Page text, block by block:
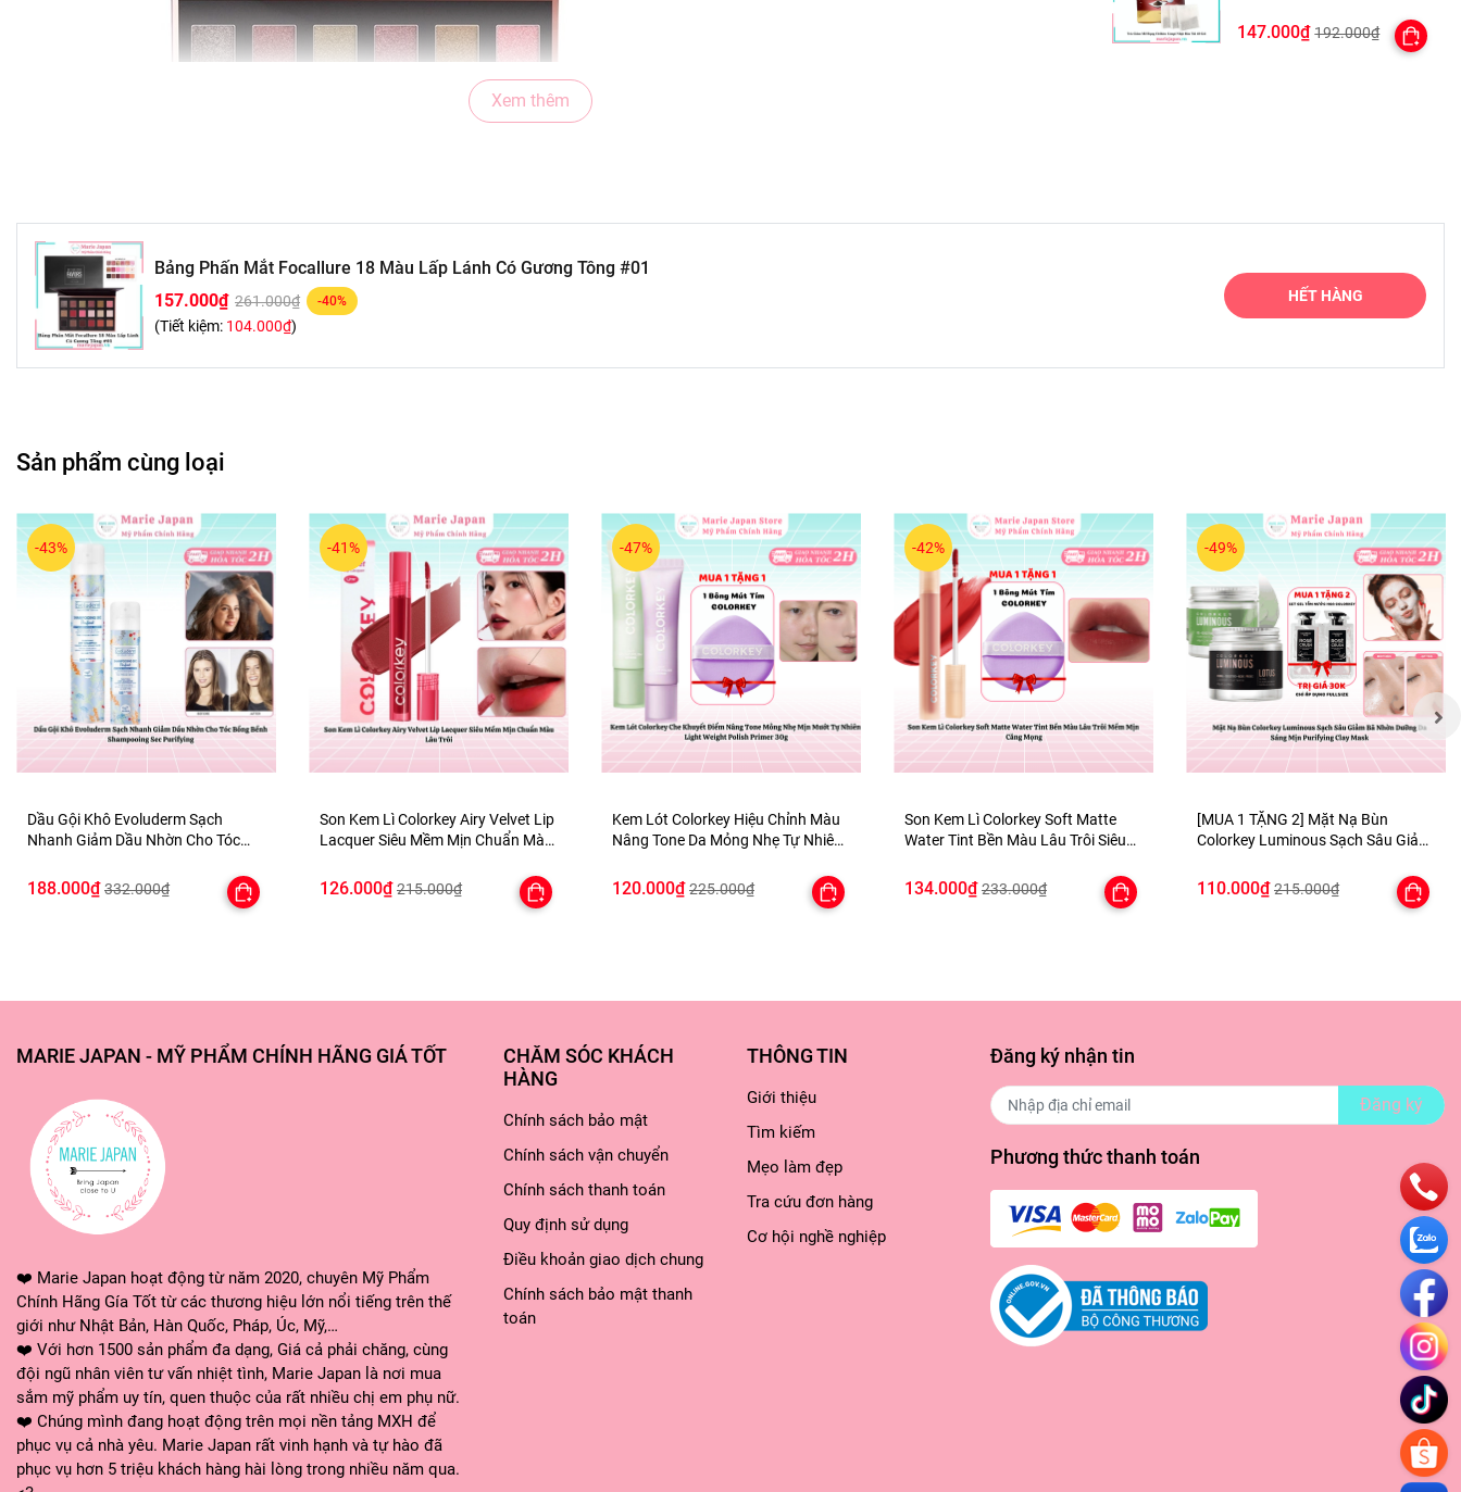
CÔNG DỤNG:
- Chất lượng phấn mịn bám chặt lâu trôi và rất lung linh.
- Là sản phẩm phù hợp makeup hằng ngày và dịp lễ hội bởi những màu mắt cơ bản, dễ
đánh. Sản phẩm thích hợp ngay với những bạn không chuyên về trang điểm mắt...
Bước 1: Tô che khuyết điểm hoặc kem lót mắt lên toàn bộ bầu mắt. Bước này sẽ giúp
màu mắt lên chuẩn hơn, rõ hơn và quan trọng là bám lâu hơn nhé
Bước 2: Sử dụng một màu trung tính tô hết toàn bộ bầu mắt, rồi tan đều ra ngoài
cho tự nhiên
Bước 3: Bạn có thể kết hợp một màu đậm hơn nhấn ở hốc mắt, đuôi mắt để tạo chiều
sâu cho mắt.
Bước 4: Nếu đi tiệc, bạn cần sự lung linh và thu hút hơn, hãy chọn thêm một màu
nhũ ánh tô ở giữa bầu mắt sau đó tan đều ra
Bước 5: Nhấn thêm một ít nhũ bạc ở khóe mắt để tạo hiệu ứng đôi mắt to hơn.
Bước 6: Đừng quên tô phấn mắt ở mí mắt dưới nữa nha
Bước 7: Kẻ eyeliner và gắn thêm mi giả, chải mascara để tăng độ sâu cũng như sắc
sảo cho makeup look của bản thân nhé.
Xem thêm
147.000₫ 192.000₫
Bảng Phấn Mắt Focallure 18 Màu Lấp Lánh Có Gương Tông #01
157.000₫ 261.000₫ -40%
(Tiết kiệm: 104.000₫)
HẾT HÀNG
Sản phẩm cùng loại
-43%
Dầu Gội Khô Evoluderm Sạch
Nhanh Giảm Dầu Nhờn Cho Tóc
Purifying
188.000₫ 332.000₫
-41%
Son Kem Lì Colorkey Airy Velvet Lip
Lacquer Siêu Mềm Mịn Chuẩn Màu
126.000₫ 215.000₫
-47%
Kem Lót Colorkey Hiệu Chỉnh Màu
Nâng Tone Da Mỏng Nhẹ Tự Nhiên
TẶNG 1 BÔNG MÚT TÍM
120.000₫ 225.000₫
-42%
Son Kem Lì Colorkey Soft Matte
Water Tint Bền Màu Lâu Trôi Siêu
134.000₫ 233.000₫
-49%
[MUA 1 TẶNG 2] Mặt Nạ Bùn
Colorkey Luminous Sạch Sâu Giảm
Purifying Clay Mask - TẶNG SET
SAMPLE 2 GEL TẮM
110.000₫ 215.000₫
MARIE JAPAN - MỸ PHẨM CHÍNH HÃNG GIÁ TỐT
❤️ Marie Japan hoạt động từ năm 2020, chuyên Mỹ Phẩm
Chính Hãng Gía Tốt từ các thương hiệu lớn nổi tiếng trên thế
giới như Nhật Bản, Hàn Quốc, Pháp, Úc, Mỹ,…
❤️ Với hơn 1500 sản phẩm đa dạng, Giá cả phải chăng, cùng
đội ngũ nhân viên tư vấn nhiệt tình, Marie Japan là nơi mua
sắm mỹ phẩm uy tín, quen thuộc của rất nhiều chị em phụ nữ.
❤️ Chúng mình đang hoạt động trên mọi nền tảng MXH để
phục vụ cả nhà yêu. Marie Japan rất vinh hạnh và tự hào đã
phục vụ hơn 5 triệu khách hàng hài lòng trong nhiều năm qua.
CHĂM SÓC KHÁCH
HÀNG
Chính sách bảo mật
Chính sách vận chuyển
Chính sách thanh toán
Quy định sử dụng
Điều khoản giao dịch chung
Chính sách bảo mật thanh
toán
THÔNG TIN
Giới thiệu
Tìm kiếm
Mẹo làm đẹp
Tra cứu đơn hàng
Cơ hội nghề nghiệp
Đăng ký nhận tin
Đăng ký
Phương thức thanh toán